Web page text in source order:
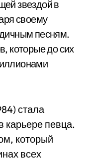
звездой в
своему
песням.
которые до сих
стала
певца.
который
всех